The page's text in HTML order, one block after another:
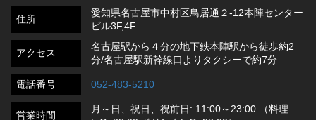
住所
愛知県名古屋市中村区鳥居通２-12本陣センター
ビル3F,4F
アクセス
名古屋駅から４分の地下鉄本陣駅から徒歩約2
分/名古屋駅新幹線口よりタクシーで約7分
電話番号 052-483-5210
営業時間
月～日、祝日、祝前日: 11:00～23:00 （料理